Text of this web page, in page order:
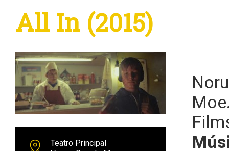
All In (2015)
Teatro Principal